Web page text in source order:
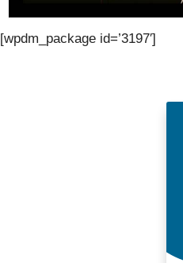
[wpdm_package id=’3197′]